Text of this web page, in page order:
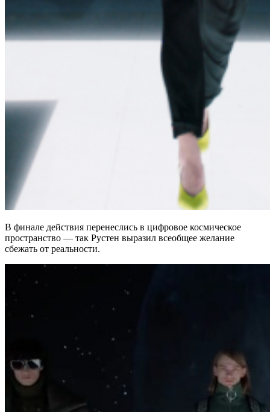
В финале действия перенеслись в цифровое космическое
пространство — так Рустен выразил всеобщее желание
сбежать от реальности.